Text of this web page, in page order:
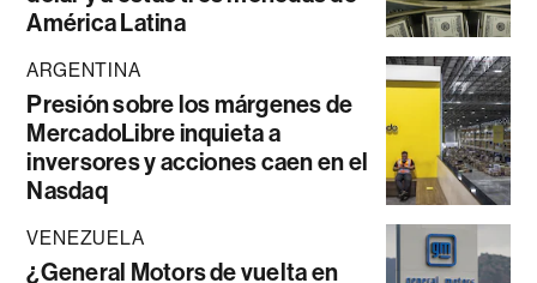
América Latina
ARGENTINA
Presión sobre los márgenes de
MercadoLibre inquieta a
inversores y acciones caen en el
Nasdaq
VENEZUELA
¿General Motors de vuelta en